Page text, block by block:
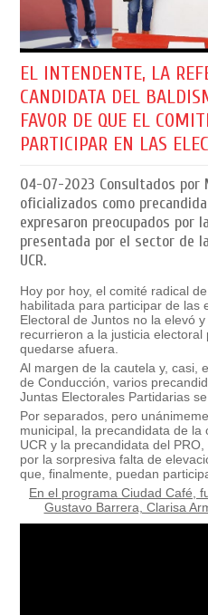
EL INTENDENTE, LA
CANDIDATA DEL
FAVOR DE QUE EL
PARTICIPAR EN LAS
04-07-2023 Consultados por
oficializados como
expresaron preocupados por
presentada por el sector de
UCR.
Hoy por hoy, el comité radical
habilitada para participar de las
Electoral de Juntos no la elevó
recurrieron a la justicia
quedarse afuera.
Al margen de la cautela y, casi,
de Conducción, varios
Juntas Electorales Partidarias
Por separados, pero
municipal, la precandidata de la
UCR y la precandidata del
por la sorpresiva falta de
que, finalmente, puedan
En el programa Ciudad Café,
Gustavo Barrera, Clarisa